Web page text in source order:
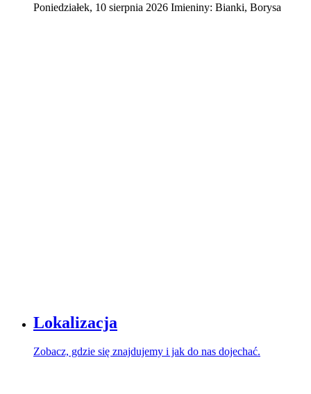
Poniedziałek, 10 sierpnia 2026 Imieniny: Bianki, Borysa
Lokalizacja
Zobacz, gdzie się znajdujemy i jak do nas dojechać.